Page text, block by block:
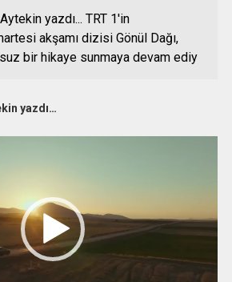
yazdı... TRT 1'in
akşamı dizisi Gönül Dağı,
bir hikaye sunmaya devam ediy
yazdı…